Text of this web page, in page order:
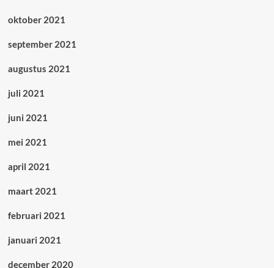
oktober 2021
september 2021
augustus 2021
juli 2021
juni 2021
mei 2021
april 2021
maart 2021
februari 2021
januari 2021
december 2020